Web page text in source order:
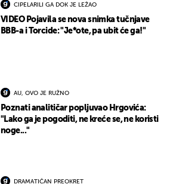
CIPELARILI GA DOK JE LEŽAO
VIDEO Pojavila se nova snimka tučnjave
BBB-a i Torcide: "Je*ote, pa ubit će ga!"
AU, OVO JE RUŽNO
Poznati analitičar popljuvao Hrgovića:
"Lako ga je pogoditi, ne kreće se, ne koristi
noge..."
DRAMATIČAN PREOKRET